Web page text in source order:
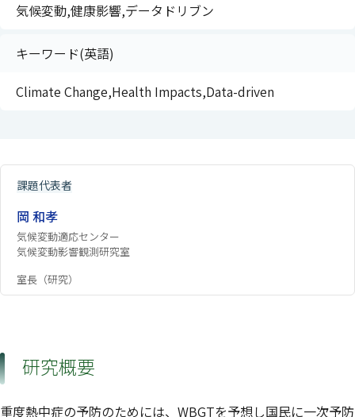
気候変動,健康影響,データドリブン
キーワード(英語)
Climate Change,Health Impacts,Data-driven
課題代表者
岡 和孝
気候変動適応センター
気候変動影響観測研究室
室長（研究）
研究概要
重度熱中症の予防のためには、WBGTを予想し国民に一次予防